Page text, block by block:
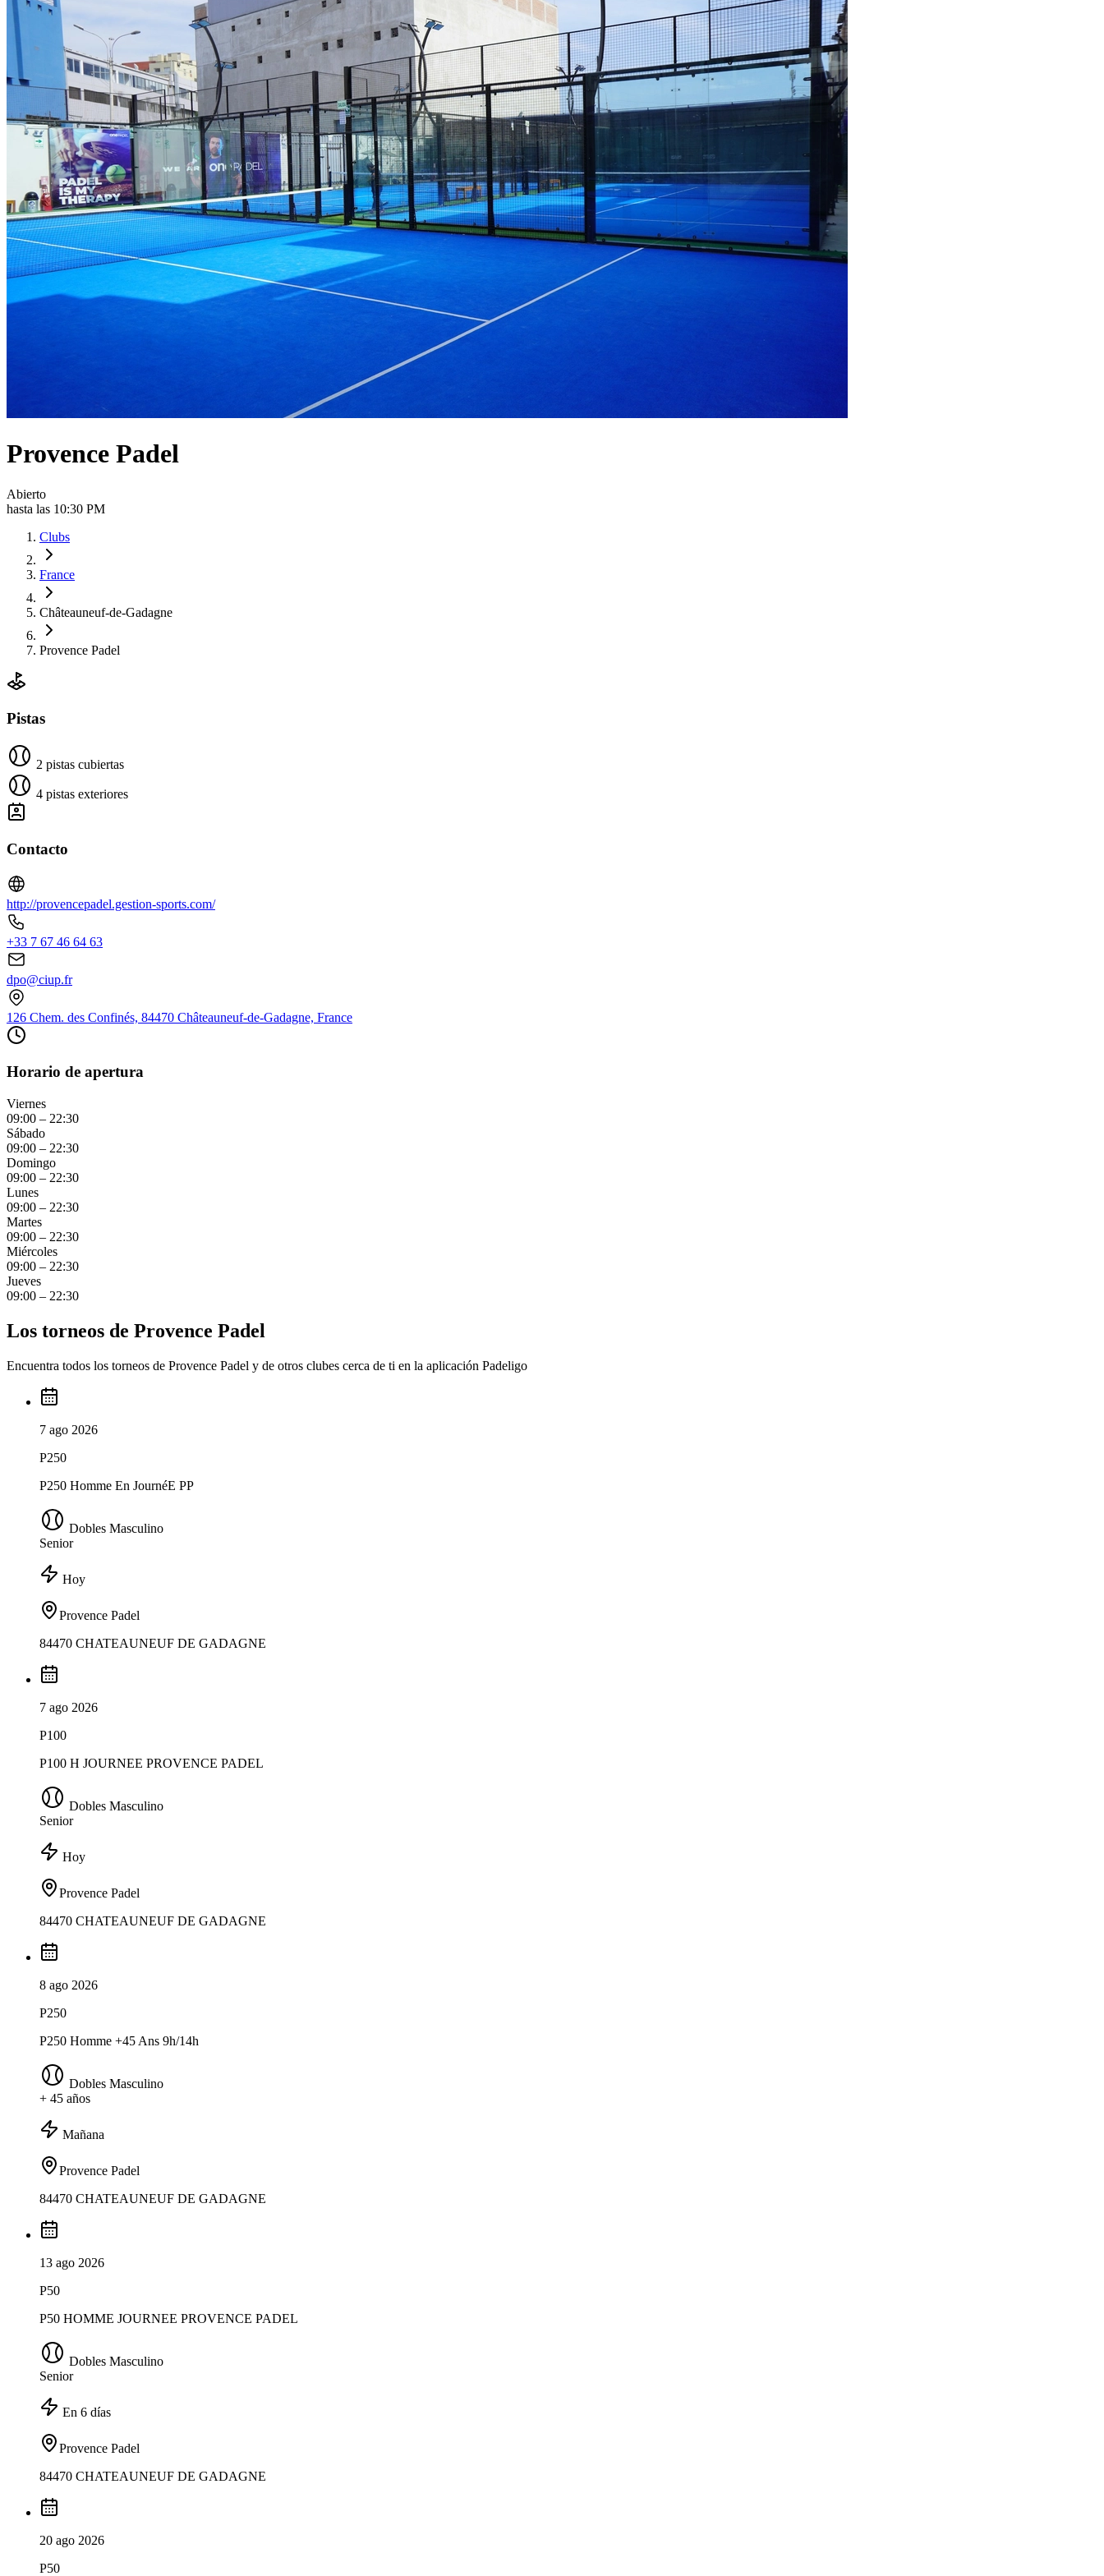
Provence Padel
Abierto
hasta las 10:30 PM
Clubs
France
Châteauneuf-de-Gadagne
Provence Padel
Pistas
2 pistas cubiertas
4 pistas exteriores
Contacto
http://provencepadel.gestion-sports.com/
+33 7 67 46 64 63
dpo@ciup.fr
126 Chem. des Confinés, 84470 Châteauneuf-de-Gadagne, France
Horario de apertura
Viernes
09:00 – 22:30
Sábado
09:00 – 22:30
Domingo
09:00 – 22:30
Lunes
09:00 – 22:30
Martes
09:00 – 22:30
Miércoles
09:00 – 22:30
Jueves
09:00 – 22:30
Los torneos de Provence Padel
Encuentra todos los torneos de Provence Padel y de otros clubes cerca de ti en la aplicación Padeligo
7 ago 2026
P250
P250 Homme En JournéE PP
Dobles Masculino
Senior
Hoy
Provence Padel
84470 CHATEAUNEUF DE GADAGNE
7 ago 2026
P100
P100 H JOURNEE PROVENCE PADEL
Dobles Masculino
Senior
Hoy
Provence Padel
84470 CHATEAUNEUF DE GADAGNE
8 ago 2026
P250
P250 Homme +45 Ans 9h/14h
Dobles Masculino
+ 45 años
Mañana
Provence Padel
84470 CHATEAUNEUF DE GADAGNE
13 ago 2026
P50
P50 HOMME JOURNEE PROVENCE PADEL
Dobles Masculino
Senior
En 6 días
Provence Padel
84470 CHATEAUNEUF DE GADAGNE
20 ago 2026
P50